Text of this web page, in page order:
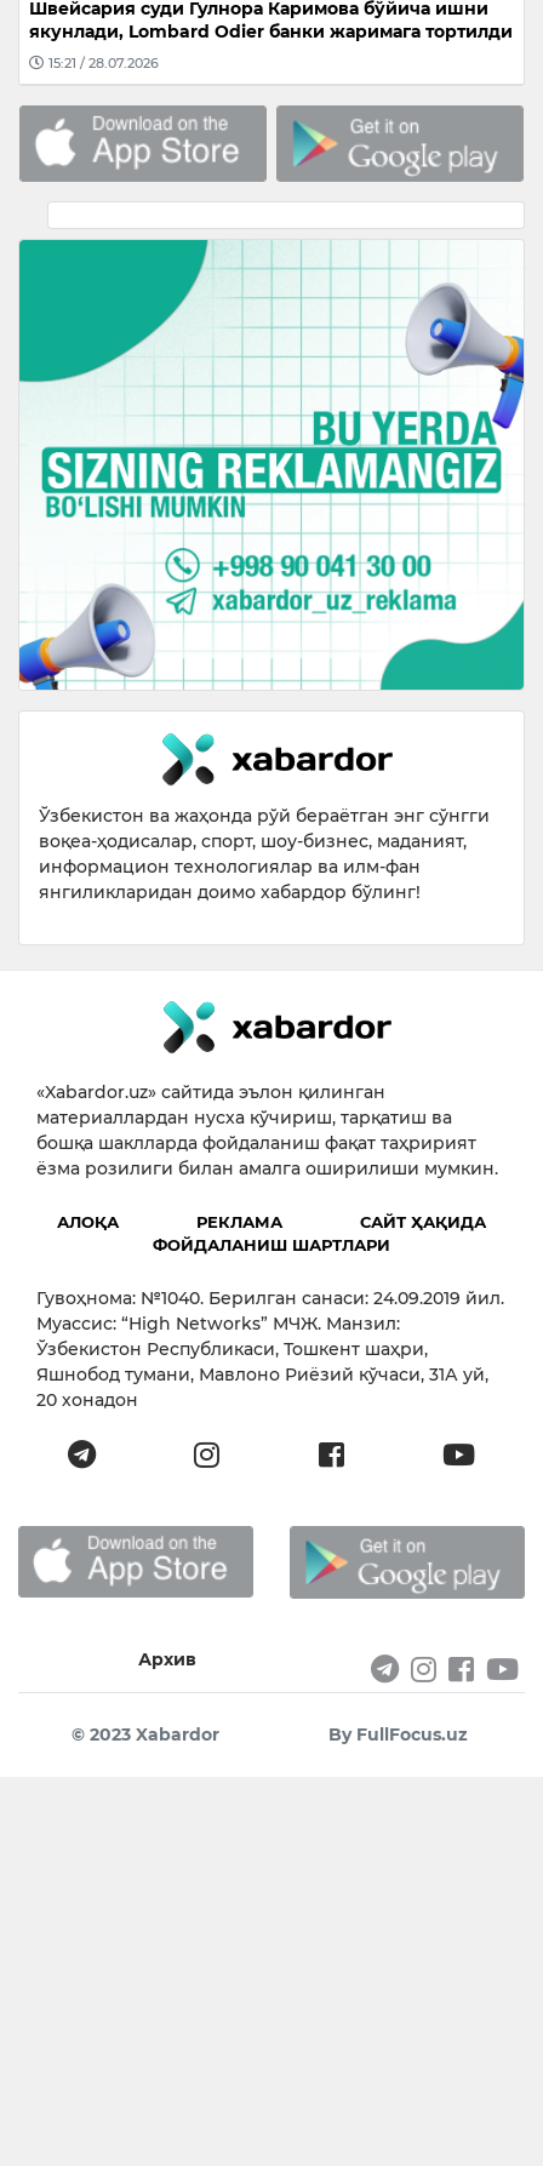
Швейсария суди Гулнора Каримова бўйича ишни
якунлади, Lombard Odier банки жаримага тортилди
15:21 / 28.07.2026
Ўзбекистон ва жаҳонда рўй бераётган энг сўнгги
воқеа-ҳодисалар, спорт, шоу-бизнес, маданият,
информацион технологиялар ва илм-фан
янгиликларидан доимо хабардор бўлинг!
«Xabardor.uz» сайтида эълон қилинган
материаллардан нусха кўчириш, тарқатиш ва
бошқа шаклларда фойдаланиш фақат таҳририят
ёзма розилиги билан амалга оширилиши мумкин.
АЛОҚА РЕКЛАМА
САЙТ ҲАҚИДА
ФОЙДАЛАНИШ ШАРТЛАРИ
Гувоҳнома: №1040. Берилган санаси: 24.09.2019 йил.
Муассис: “High Networks” МЧЖ. Манзил:
Ўзбекистон Республикаси, Тошкент шаҳри,
Яшнобод тумани, Мавлоно Риёзий кўчаси, 31А уй,
20 хонадон
Архив
© 2023 Xabardor By FullFocus.uz